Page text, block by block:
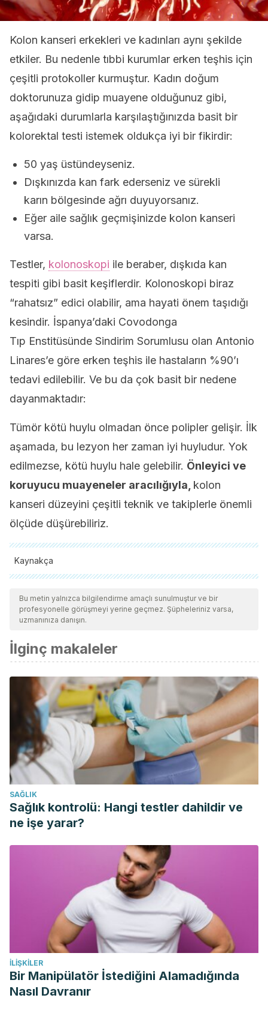
Kolon kanseri erkekleri ve kadınları aynı şekilde
etkiler. Bu nedenle tıbbi kurumlar erken teşhis için
çeşitli protokoller kurmuştur. Kadın doğum
doktorunuza gidip muayene olduğunuz gibi,
aşağıdaki durumlarla karşılaştığınızda basit bir
kolorektal testi istemek oldukça iyi bir fikirdir:
50 yaş üstündeyseniz.
Dışkınızda kan fark ederseniz ve sürekli
karın bölgesinde ağrı duyuyorsanız.
Eğer aile sağlık geçmişinizde kolon kanseri
varsa.
Testler, kolonoskopi ile beraber, dışkıda kan
tespiti gibi basit keşiflerdir. Kolonoskopi biraz
“rahatsız” edici olabilir, ama hayati önem taşıdığı
kesindir. İspanya’daki Covodonga
Tıp Enstitüsünde Sindirim Sorumlusu olan Antonio
Linares’e göre erken teşhis ile hastaların %90’ı
tedavi edilebilir. Ve bu da çok basit bir nedene
dayanmaktadır:
Tümör kötü huylu olmadan önce polipler gelişir. İlk
aşamada, bu lezyon her zaman iyi huyludur. Yok
edilmezse, kötü huylu hale gelebilir. Önleyici ve
koruyucu muayeneler aracılığıyla, kolon
kanseri düzeyini çeşitli teknik ve takiplerle önemli
ölçüde düşürebiliriz.
Kaynakça
Tüm alıntı yapılan kaynaklar, kalitelerini, güvenilirliklerini,
güncelliklerini ve geçerliliklerini sağlamak için ekibimiz
tarafından derinlemesine incelendi. Bu makalenin bibliyografisi
kabul edildi.
Gurbuz, V., Yilmaz, A., Gokce, O., & Konac, E. (2011).
Apoptotic Effects Of Cisplatin On Human Colon Cancer Cell
Line (ht29). Marmara Medical Journal.
https://doi.org/10.5472/MMJ.2011.01784.1
Pirbudak, L., Sevinç, A., Maralcan, G., & Kiliç, E. (2014). Pain
management with Intrathecal clonidine in a colon cancer
patient with Opioid hyperalgesia: Case presentation. Agri.
https://doi.org/10.5505/agri.2014.37233
Dusak, A., Atasoy, N., Demir, H., Doğan, E., Gürsoy, T.,
Sarıkaya, E., … Peroksidasyonu, L. (2017). Journal of
Clinical and Analytical Medicine | Investigation of levels of
oxidative stress and antioxidant enzymes in colon cancers
Kolon kanserlilerde oksidatif stres ve antioksidan enzim
seviyelerinin incelenmesi. J Clin Anal Med.
https://doi.org/10.4328/JCAM.5210
Bu metin yalnızca bilgilendirme amaçlı sunulmuştur ve bir
profesyonelle görüşmeyi yerine geçmez. Şüpheleriniz varsa,
uzmanınıza danışın.
İlginç makaleler
SAĞLIK
Sağlık kontrolü: Hangi testler dahildir ve
ne işe yarar?
İLIŞKILER
Bir Manipülatör İstediğini Alamadığında
Nasıl Davranır